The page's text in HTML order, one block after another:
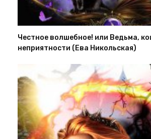
Честное волшебное! или Ведьма,
неприятности (Ева Никольская)